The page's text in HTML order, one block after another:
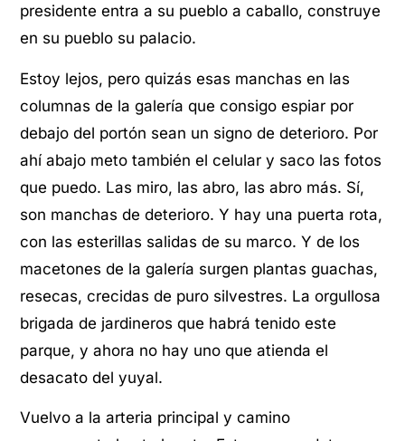
presidente entra a su pueblo a caballo, construye
en su pueblo su palacio.
Estoy lejos, pero quizás esas manchas en las
columnas de la galería que consigo espiar por
debajo del portón sean un signo de deterioro. Por
ahí abajo meto también el celular y saco las fotos
que puedo. Las miro, las abro, las abro más. Sí,
son manchas de deterioro. Y hay una puerta rota,
con las esterillas salidas de su marco. Y de los
macetones de la galería surgen plantas guachas,
resecas, crecidas de puro silvestres. La orgullosa
brigada de jardineros que habrá tenido este
parque, y ahora no hay uno que atienda el
desacato del yuyal.
Vuelvo a la arteria principal y camino